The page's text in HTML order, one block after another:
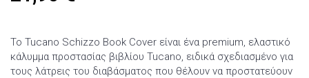
Το Tucano Schizzo Book Cover είναι ένα premium, ελαστικό
κάλυμμα προστασίας βιβλίου Tucano, ειδικά σχεδιασμένο για
τους λάτρεις του διαβάσματος που θέλουν να προστατεύουν